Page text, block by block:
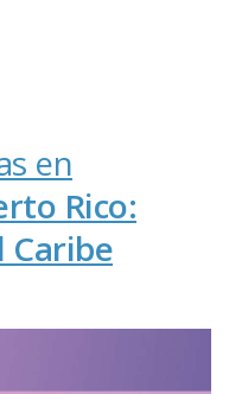
en
Rico:
Caribe